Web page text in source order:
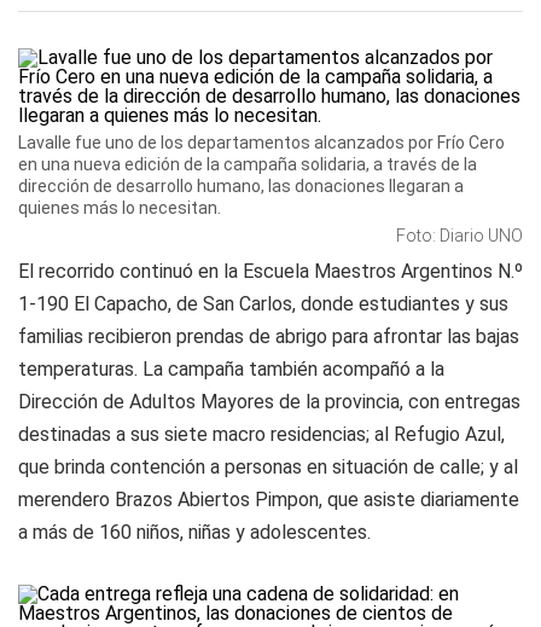
Lavalle fue uno de los departamentos alcanzados por Frío Cero
en una nueva edición de la campaña solidaria, a través de la
dirección de desarrollo humano, las donaciones llegaran a
quienes más lo necesitan.
Foto: Diario UNO
El recorrido continuó en la Escuela Maestros Argentinos N.º
1-190 El Capacho, de San Carlos, donde estudiantes y sus
familias recibieron prendas de abrigo para afrontar las bajas
temperaturas. La campaña también acompañó a la
Dirección de Adultos Mayores de la provincia, con entregas
destinadas a sus siete macro residencias; al Refugio Azul,
que brinda contención a personas en situación de calle; y al
merendero Brazos Abiertos Pimpon, que asiste diariamente
a más de 160 niños, niñas y adolescentes.